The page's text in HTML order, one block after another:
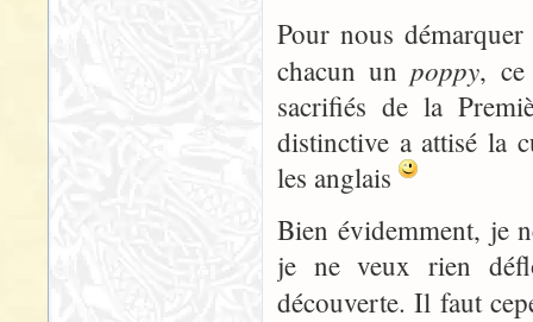
Pour nous
chacun unpoppy, ce
sacrifiés de la
distinctive a attisé la
les anglais
Bien évidemment, je
je ne veux rien
découverte. Il faut